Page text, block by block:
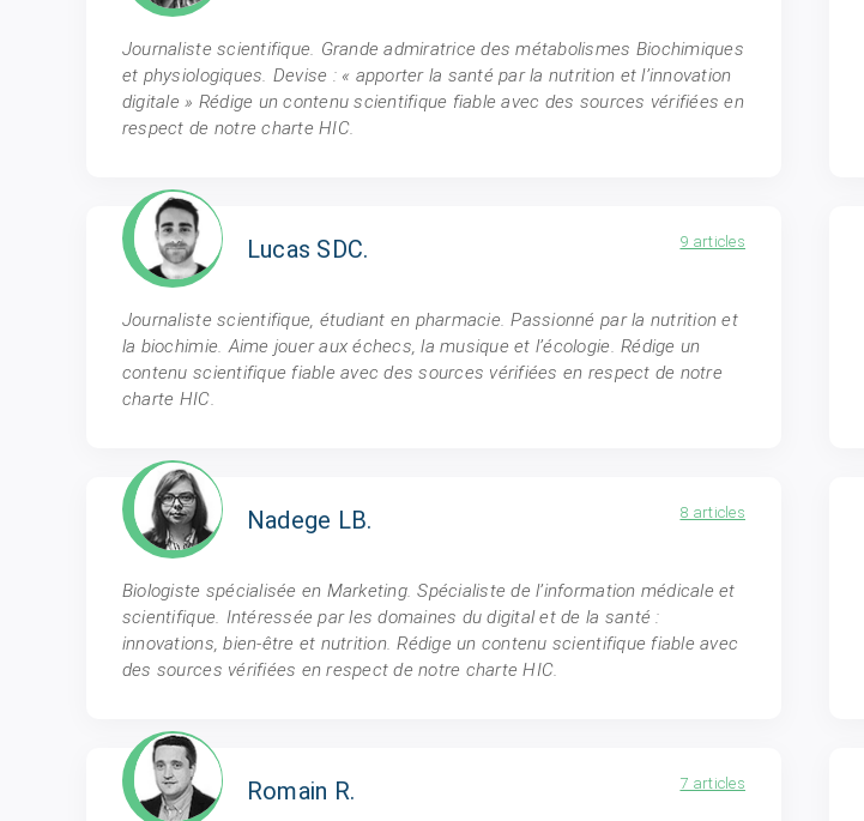
Journaliste scientifique. Grande admiratrice des métabolismes Biochimiques
et physiologiques. Devise : « apporter la santé par la nutrition et l’innovation
digitale » Rédige un contenu scientifique fiable avec des sources vérifiées en
respect de notre charte HIC.
Lucas SDC. 9 articles
Journaliste scientifique, étudiant en pharmacie. Passionné par la nutrition et
la biochimie. Aime jouer aux échecs, la musique et l’écologie. Rédige un
contenu scientifique fiable avec des sources vérifiées en respect de notre
charte HIC.
Nadege LB. 8 articles
Biologiste spécialisée en Marketing. Spécialiste de l’information médicale et
scientifique. Intéressée par les domaines du digital et de la santé :
innovations, bien-être et nutrition. Rédige un contenu scientifique fiable avec
des sources vérifiées en respect de notre charte HIC.
Romain R. 7 articles